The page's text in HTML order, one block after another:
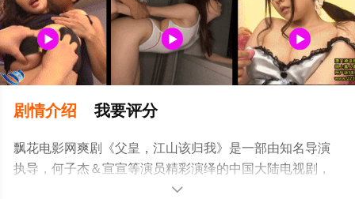
剧情介绍 我要评分
飘花电影网爽剧《父皇，江山该归我》是一部由知名导演
执导，何子杰＆宣宣等演员精彩演绎的中国大陆电视剧，
大结局剧情已揭晓（全集完结），手机免费观看高清未删
